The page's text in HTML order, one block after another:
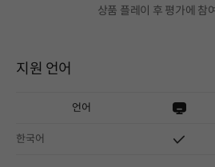
상품 플레이 후 평가에 참
지원 언어
언어
한국어